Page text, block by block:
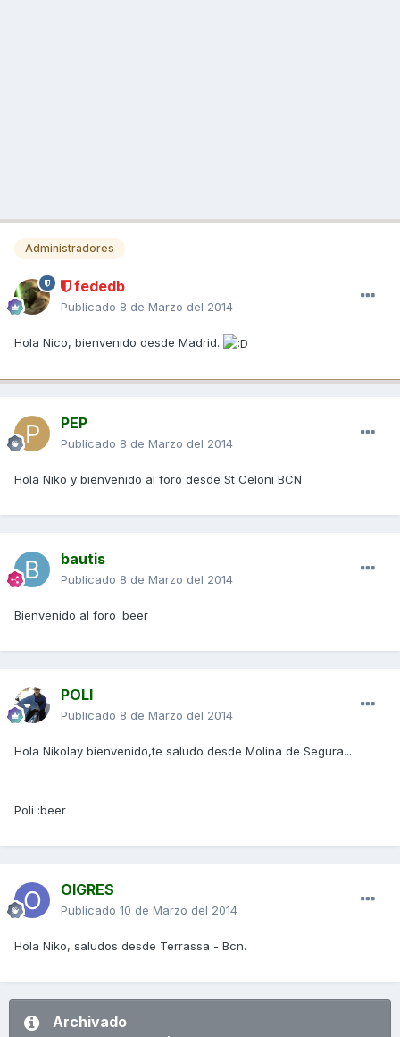
Administradores
fededb
Publicado 8 de Marzo del 2014
Hola Nico, bienvenido desde Madrid.
PEP
Publicado 8 de Marzo del 2014
Hola Niko y bienvenido al foro desde St Celoni BCN
bautis
Publicado 8 de Marzo del 2014
Bienvenido al foro :beer
POLI
Publicado 8 de Marzo del 2014
Hola Nikolay bienvenido,te saludo desde Molina de Segura...
Poli :beer
OIGRES
Publicado 10 de Marzo del 2014
Hola Niko, saludos desde Terrassa - Bcn.
Archivado